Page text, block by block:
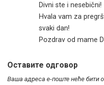
Divni ste i nesebični!
Hvala vam za
svaki dan!
Pozdrav od mame
Оставите одговор
Ваша адреса е-поште неће бити